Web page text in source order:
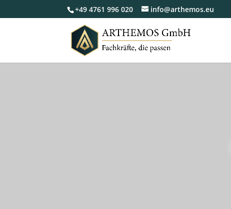
+49 4761 996 020 info@arthemos.eu